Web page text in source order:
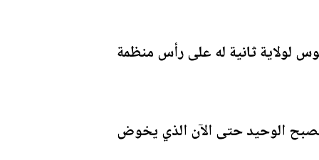
لولاية ثانية له على رأس منظمة
لترشح تيدروس (56 عاما) لولاية جديدة ليصبح الوحيد حتى الآن الذي يخوض